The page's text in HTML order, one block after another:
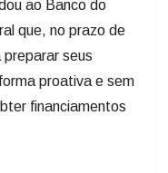
ao Banco do
que, no prazo de
seus
proativa e sem
financiamentos